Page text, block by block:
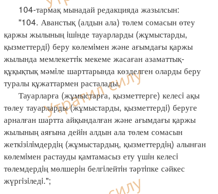
104-тармақ мынадай редакцияда жазылсын:
"104. Аванстық (алдын ала) төлем сомасын өтеу
қаржы жылының iшiнде тауарларды (жұмыстарды,
қызметтердi) беру көлемiмен және ағымдағы қаржы
жылында мемлекеттiк мекеме жасаған азаматтық-
құқықтық мәмiле шарттарында көзделген оларды беру
туралы құжаттармен расталады.
Тауарларға (жұмыстарға, қызметтерге) келесi ақы
төлеу тауарларды (жұмыстарды, қызметтердi) беруге
арналған шартта айқындалған және ағымдағы қаржы
жылының аяғына дейiн алдын ала төлем сомасын
жеткiзiлiмдердiң (жұмыстардың, қызметтердiң) алынған
көлемiмен растауды қамтамасыз ету үшiн келесi
төлемдердiң мөлшерiн белгiлейтiн тәртiпке сәйкес
жүргiзiледi.";